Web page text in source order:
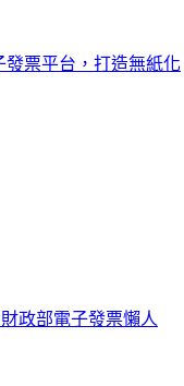
票平台，打造無紙化
政部電子發票懶人